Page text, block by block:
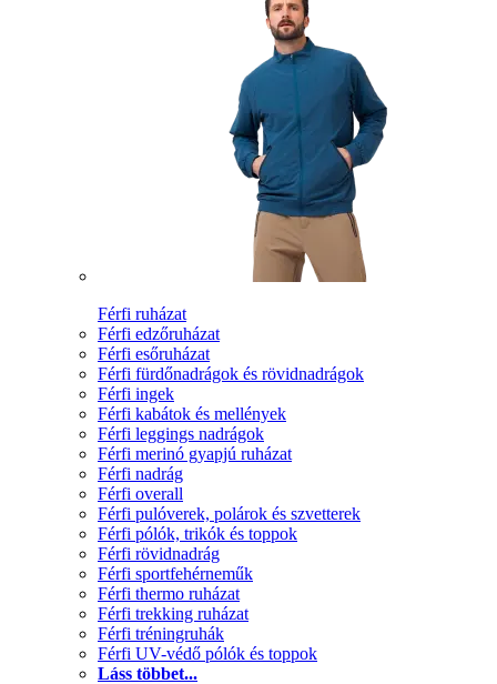
Férfi ruházat
Férfi edzőruházat
Férfi esőruházat
Férfi fürdőnadrágok és rövidnadrágok
Férfi ingek
Férfi kabátok és mellények
Férfi leggings nadrágok
Férfi merinó gyapjú ruházat
Férfi nadrág
Férfi overall
Férfi pulóverek, polárok és szvetterek
Férfi pólók, trikók és toppok
Férfi rövidnadrág
Férfi sportfehérneműk
Férfi thermo ruházat
Férfi trekking ruházat
Férfi tréningruhák
Férfi UV-védő pólók és toppok
Láss többet...